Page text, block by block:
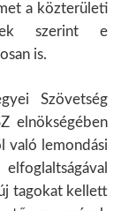
a közterületi
szerint e
is.
Szövetség
elnökségében
való lemondási
tagokat kellett